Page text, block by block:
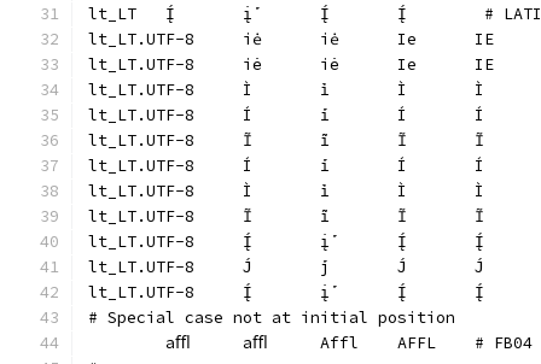
lt_LT	Į́
# Special case not at initial position
	aﬄ	aﬄ	Affl	AFFL	# FB04